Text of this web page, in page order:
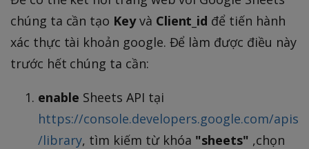
chúng ta cần tạo Keyvà Client_id để tiến hành
xác thực tài khoản google. Để làm được điều này
trước hết chúng ta cần:
enable Sheets API tại
https://console.developers.google.com/apis
/library, tìm kiếm từ khóa "sheets" ,chọn